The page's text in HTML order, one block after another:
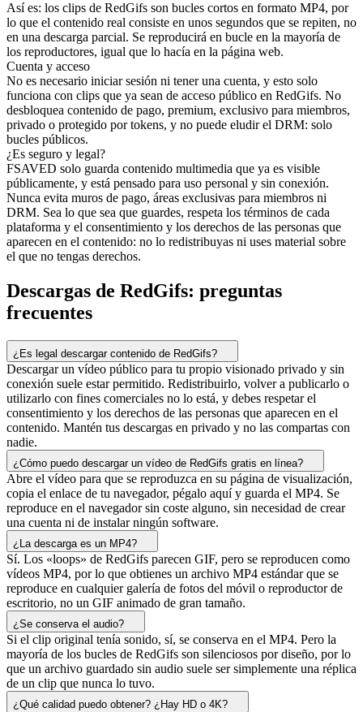
Así es: los clips de RedGifs son bucles cortos en formato MP4, por
lo que el contenido real consiste en unos segundos que se repiten, no
en una descarga parcial. Se reproducirá en bucle en la mayoría de
los reproductores, igual que lo hacía en la página web.
Cuenta y acceso
No es necesario iniciar sesión ni tener una cuenta, y esto solo
funciona con clips que ya sean de acceso público en RedGifs. No
desbloquea contenido de pago, premium, exclusivo para miembros,
privado o protegido por tokens, y no puede eludir el DRM: solo
bucles públicos.
¿Es seguro y legal?
FSAVED solo guarda contenido multimedia que ya es visible
públicamente, y está pensado para uso personal y sin conexión.
Nunca evita muros de pago, áreas exclusivas para miembros ni
DRM. Sea lo que sea que guardes, respeta los términos de cada
plataforma y el consentimiento y los derechos de las personas que
aparecen en el contenido: no lo redistribuyas ni uses material sobre
el que no tengas derechos.
Descargas de RedGifs: preguntas
frecuentes
¿Es legal descargar contenido de RedGifs?
Descargar un vídeo público para tu propio visionado privado y sin
conexión suele estar permitido. Redistribuirlo, volver a publicarlo o
utilizarlo con fines comerciales no lo está, y debes respetar el
consentimiento y los derechos de las personas que aparecen en el
contenido. Mantén tus descargas en privado y no las compartas con
nadie.
¿Cómo puedo descargar un vídeo de RedGifs gratis en línea?
Abre el vídeo para que se reproduzca en su página de visualización,
copia el enlace de tu navegador, pégalo aquí y guarda el MP4. Se
reproduce en el navegador sin coste alguno, sin necesidad de crear
una cuenta ni de instalar ningún software.
¿La descarga es un MP4?
Sí. Los «loops» de RedGifs parecen GIF, pero se reproducen como
vídeos MP4, por lo que obtienes un archivo MP4 estándar que se
reproduce en cualquier galería de fotos del móvil o reproductor de
escritorio, no un GIF animado de gran tamaño.
¿Se conserva el audio?
Si el clip original tenía sonido, sí, se conserva en el MP4. Pero la
mayoría de los bucles de RedGifs son silenciosos por diseño, por lo
que un archivo guardado sin audio suele ser simplemente una réplica
de un clip que nunca lo tuvo.
¿Qué calidad puedo obtener? ¿Hay HD o 4K?